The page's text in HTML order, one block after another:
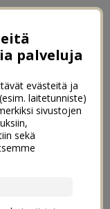
palveluja
evästeitä ja
laitetunniste)
sivustojen
sekä